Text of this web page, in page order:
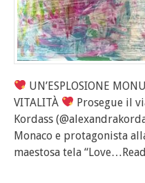
UN’ESPLOSIONE
VITALITÀ
Prosegue il
Kordass
Monaco e protagonista
maestosa tela “Love